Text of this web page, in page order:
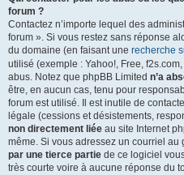
forum ?
Contactez n’importe lequel des
forum ». Si vous restez sans réponse
du domaine (en faisant une recherche
utilisé (exemple : Yahoo!, Free,
abus. Notez que phpBB Limited n’a
être, en aucun cas, tenu pour
forum est utilisé. Il est inutile de
légale (cessions et désistements,
non directement liée au site Internet
même. Si vous adressez un courriel au
par une tierce partie de ce logiciel
très courte voire à aucune réponse du